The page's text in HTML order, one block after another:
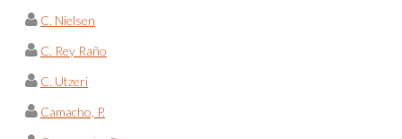
C. Nielsen
C. Rey Raño
C. Utzeri
Camacho, P.